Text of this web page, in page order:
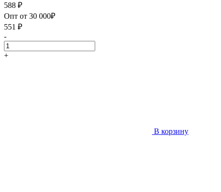
588 ₽
Опт от 30 000₽
551 ₽
-
+
В корзину